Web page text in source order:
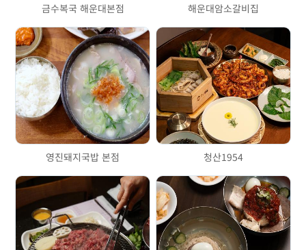
금수복국 해운대본점 해운대암소갈비집
영진돼지국밥 본점 청산1954